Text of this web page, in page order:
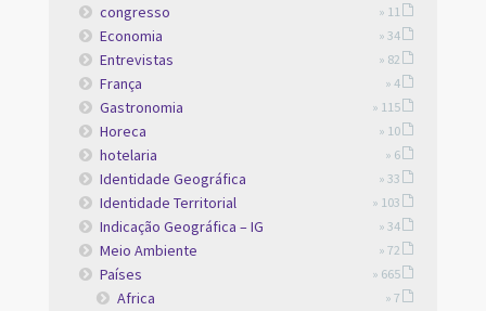
congresso » 11
Economia » 34
Entrevistas » 82
França » 4
Gastronomia » 115
Horeca » 10
hotelaria » 6
Identidade Geográfica » 33
Identidade Territorial » 103
Indicação Geográfica – IG » 34
Meio Ambiente » 72
Países » 665
Africa » 7